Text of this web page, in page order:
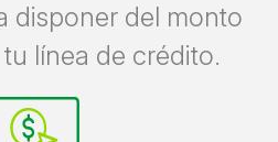
disponer del monto
línea de crédito.